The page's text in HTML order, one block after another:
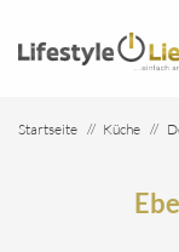
Startseite Küche